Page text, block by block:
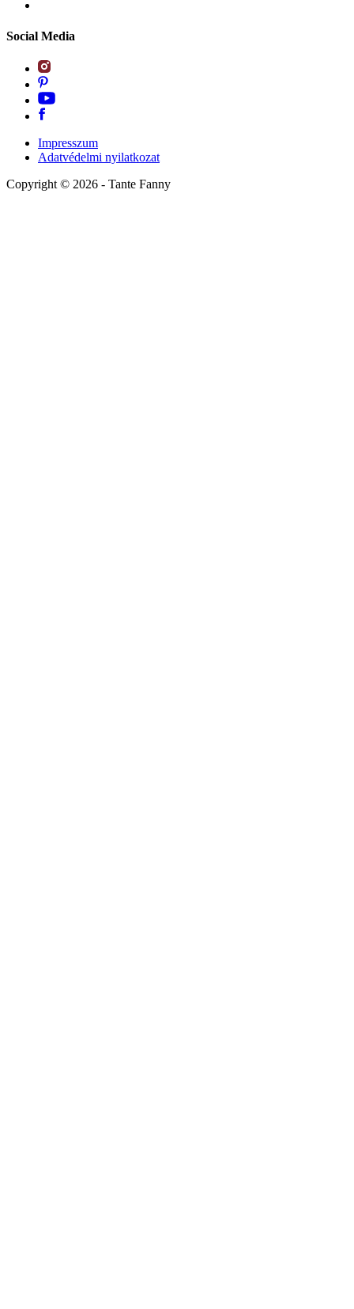
Social Media
Impresszum
Adatvédelmi nyilatkozat
Copyright © 2026 - Tante Fanny